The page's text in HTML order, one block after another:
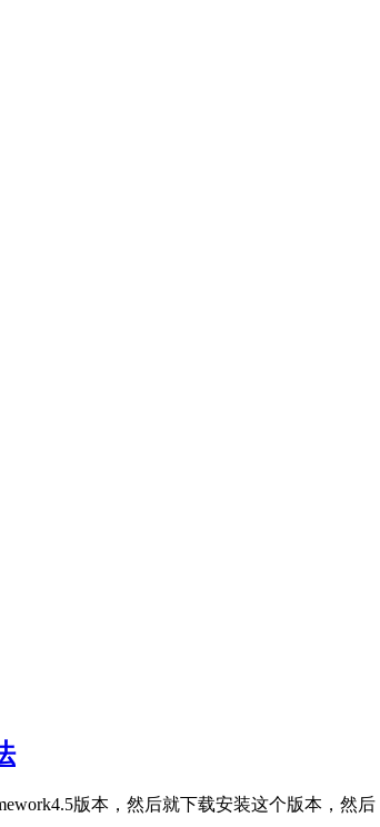
版本，然后就下载安装这个版本，然